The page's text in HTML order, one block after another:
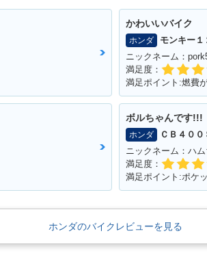
かわいいバイク
ホンダ
モンキー１
ニックネーム：
満足度：
満足ポイント:燃費
ボルちゃんです!!!
ホンダ
ＣＢ４０
ニックネーム：ハ
満足度：
満足ポイント:ポケ
ホンダのバイクレビューを見る